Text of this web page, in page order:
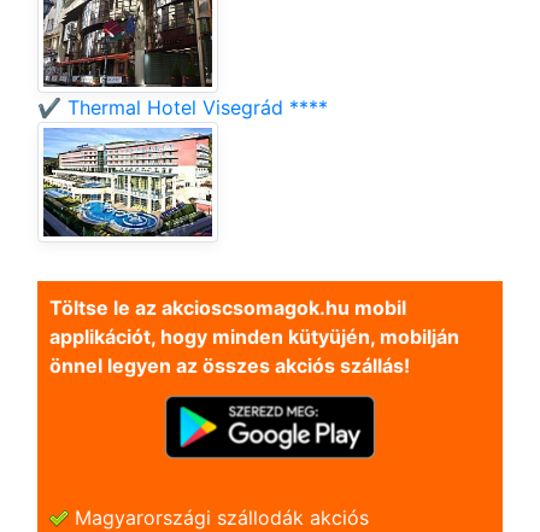
✔️ Thermal Hotel Visegrád ****
Töltse le az akcioscsomagok.hu mobil
applikációt, hogy minden kütyüjén, mobilján
önnel legyen az összes akciós szállás!
Magyarországi szállodák akciós